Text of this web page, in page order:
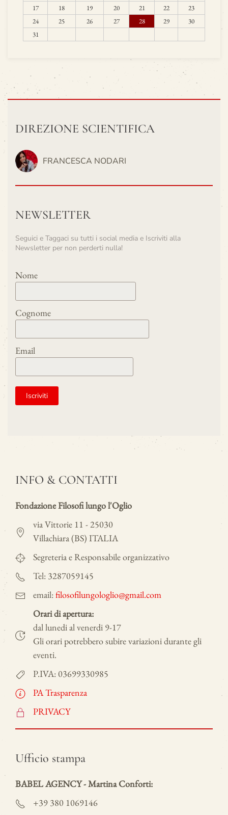
17 18 19 20 21 22
23
24
25 26 27 28 29
30
31
DIREZIONE SCIENTIFICA
FRANCESCA NODARI
NEWSLETTER
Seguici e Taggaci su tutti i social media e Iscriviti alla
Newsletter per non perderti nulla!
Nome
Cognome
Email
INFO & CONTATTI
Fondazione Filosofi lungo l'Oglio
via Vittorie 11 - 25030
Villachiara (BS) ITALIA
Segreteria e Responsabile organizzativo
Tel: 3287059145
email:filosofilungologlio@gmail.com
Orari di apertura:
dal lunedi al venerdi 9-17
Gli orari potrebbero subire variazioni durante gli
eventi.
P.IVA: 03699330985
PA Trasparenza
PRIVACY
Ufficio stampa
BABEL AGENCY - Martina Conforti:
+39 380 1069146